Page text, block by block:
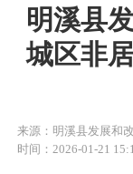
明溪县
城区非
来源：明溪县发展和
时间：2026-01-21